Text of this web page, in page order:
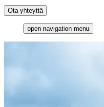
Ota yhteyttä
open navigation menu